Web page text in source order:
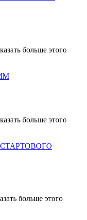
больше этого
больше этого
СТАРТОВОГО
больше этого